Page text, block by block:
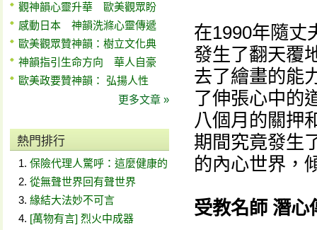
觀神韻心靈升華 歐美觀眾盼
感動日本 神韻洗滌心靈傳遞
歐美觀眾贊神韻：樹立文化典
神韻指引生命方向 華人自豪
歐美政要贊神韻： 弘揚人性
更多文章 »
熱門排行
保險代理人驚呼：這麼健康的
從無聲世界回有聲世界
緣結大法妙不可言
[萬物有言] 烈火中成器
在1990年隨丈
發生了翻天覆
去了繪畫的能
了伸張心中的
八個月的關押
期間究竟發生
的內心世界，
受教名師 潛心